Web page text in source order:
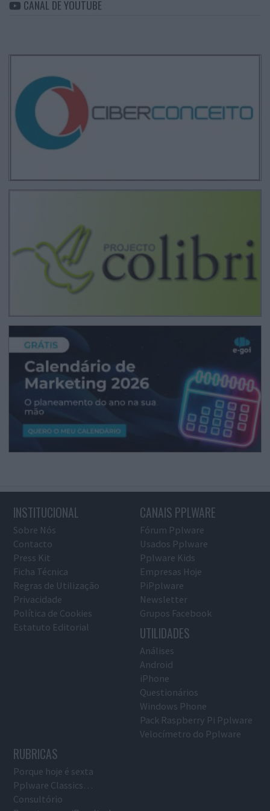
CANAL DE YOUTUBE
INSTITUCIONAL
Sobre Nós
Contacto
Press Kit
Ficha Técnica
Regras de Utilização
Privacidade
Política de Cookies
Estatuto Editorial
CANAIS PPLWARE
Fórum Pplware
Usados Pplware
Pplware Kids
Empresas Hoje
PiPplware
Newsletter
Grupos Facebook
UTILIDADES
Análises
Android
iPhone
Questionários
Windows Phone
Pack Raspberry Pi Pplware
Velocímetro do Pplware
RUBRICAS
Porque hoje é sexta
Pplware Classics…
Consultório